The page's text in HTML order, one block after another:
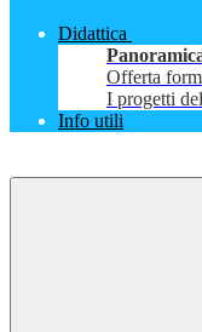
Didattica
Offerta
I progetti
Info utili